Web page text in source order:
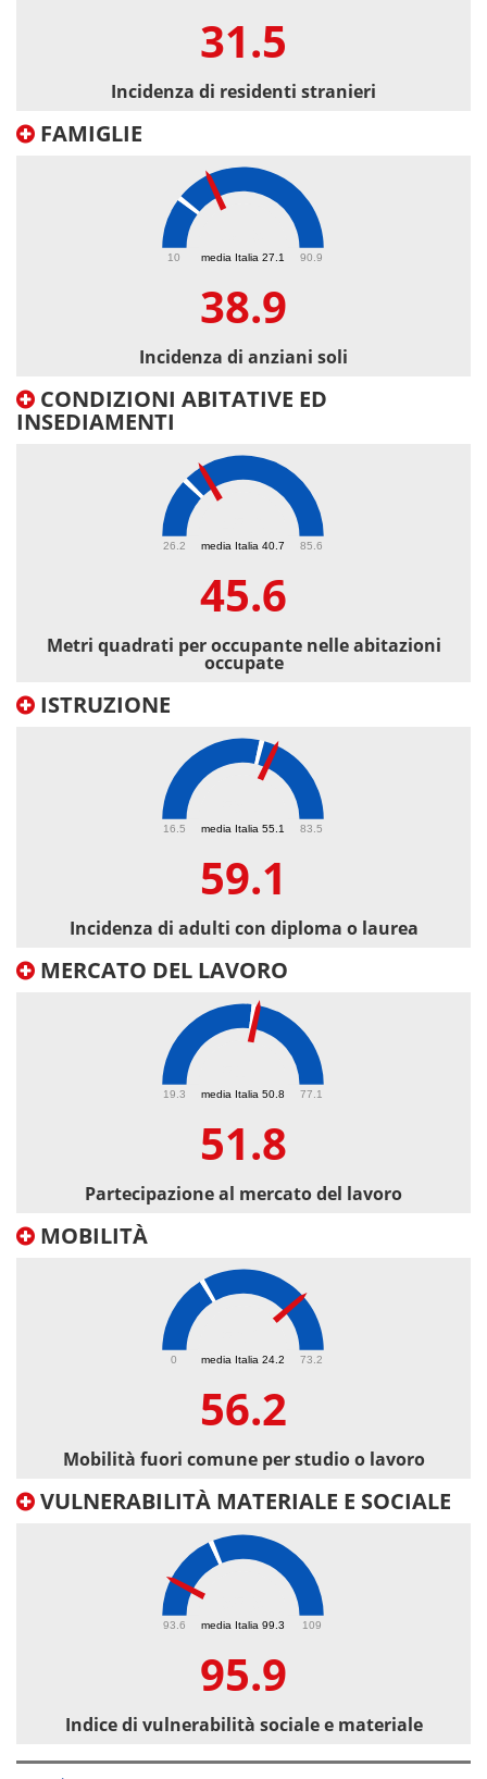
31.5
Incidenza di residenti stranieri
FAMIGLIE
media Italia 27.1
10 90.9
38.9
Incidenza di anziani soli
CONDIZIONI ABITATIVE ED
INSEDIAMENTI
media Italia 40.7
26.2 85.6
45.6
Metri quadrati per occupante nelle abitazioni
occupate
ISTRUZIONE
media Italia 55.1
16.5 83.5
59.1
Incidenza di adulti con diploma o laurea
MERCATO DEL LAVORO
media Italia 50.8
19.3 77.1
51.8
Partecipazione al mercato del lavoro
MOBILITÀ
media Italia 24.2
0 73.2
56.2
Mobilità fuori comune per studio o lavoro
VULNERABILITÀ MATERIALE E SOCIALE
media Italia 99.3
93.6 109
95.9
Indice di vulnerabilità sociale e materiale